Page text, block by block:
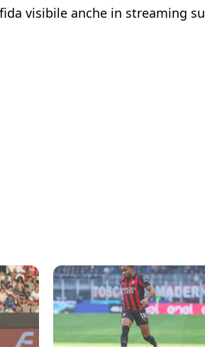
visibile anche in streaming su